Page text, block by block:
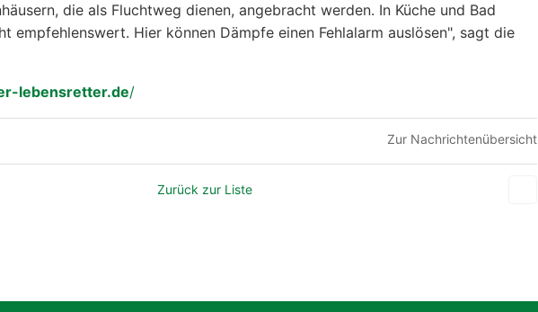
die als Fluchtweg dienen, angebracht werden. In Küche und Bad
empfehlenswert. Hier können Dämpfe einen Fehlalarm auslösen", sagt die
lebensretter.de/
Zur Nachrichtenübersicht
Zurück zur Liste